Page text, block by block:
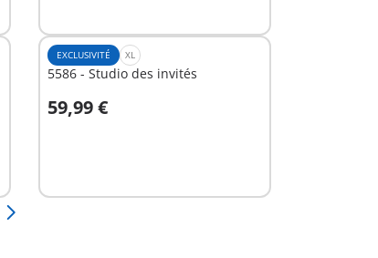
EXCLUSIVITÉ XL
5586 - Studio des invités
59,99 €
Au panier